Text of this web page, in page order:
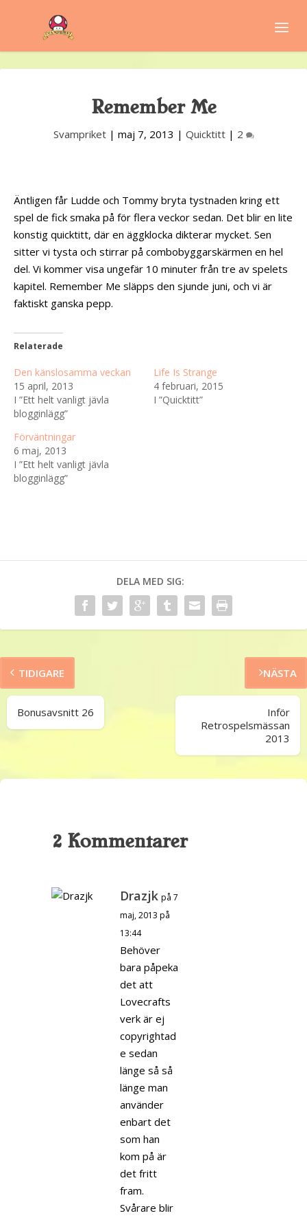
Remember Me
Svampriket| maj 7, 2013 | Quicktitt| 2
Äntligen får Ludde och Tommy bryta tystnaden kring ett
spel de fick smaka på för flera veckor sedan. Det blir en lite
konstig quicktitt, där en äggklocka dikterar mycket. Sen
sitter vi tysta och stirrar på combobyggarskärmen en hel
del. Vi kommer visa ungefär 10 minuter från tre av spelets
kapitel. Remember Me släpps den sjunde juni, och vi är
faktiskt ganska pepp.
Relaterade
Den känslosamma veckan
15 april, 2013
I ”Ett helt vanligt jävla
blogginlägg”
Life Is Strange
4 februari, 2015
I ”Quicktitt”
Förväntningar
6 maj, 2013
I ”Ett helt vanligt jävla
blogginlägg”
DELA MED SIG:
TIDIGARE
Bonusavsnitt 26
NÄSTA
Inför
Retrospelsmässan
2013
2 Kommentarer
Drazjk på 7
maj, 2013 på
13:44
Behöver
bara påpeka
det att
Lovecrafts
verk är ej
copyrightad
e sedan
länge så så
länge man
använder
enbart det
som han
kom på är
det fritt
fram.
Svårare blir